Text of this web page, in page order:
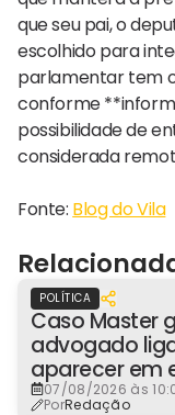
que seu pai, o
escolhido para
parlamentar tem
conforme
possibilidade de
considerada
Fonte: Blog do Vila
POLÍTICA
Caso Master
advogado
aparecer em
07/08/2026 às
PorRedação